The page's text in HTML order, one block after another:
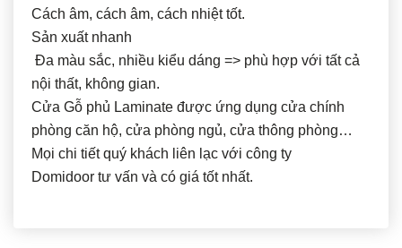
Cách âm, cách âm, cách nhiệt tốt.
Sản xuất nhanh
Đa màu sắc, nhiều kiểu dáng => phù hợp với tất cả
nội thất, không gian.
Cửa Gỗ phủ Laminate được ứng dụng cửa chính
phòng căn hộ, cửa phòng ngủ, cửa thông phòng…
Mọi chi tiết quý khách liên lạc với công ty
Domidoor tư vấn và có giá tốt nhất.